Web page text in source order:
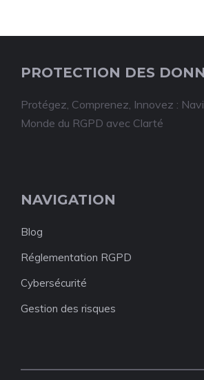
PROTECTION DES
Protégez, Comprenez, Innovez :
Monde du RGPD avec Clarté
NAVIGATION
Blog
Réglementation RGPD
Cybersécurité
Gestion des risques